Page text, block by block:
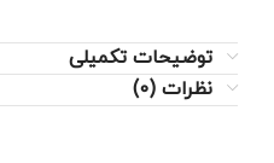
توضیحات تکمیلی
نظرات (0)